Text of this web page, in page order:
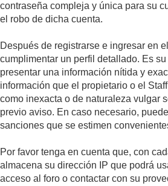
contraseña compleja y única para su
el robo de dicha cuenta.
Después de registrarse e ingresar en
cumplimentar un perfil detallado. Es
presentar una información nítida y
información que el propietario o el
como inexacta o de naturaleza vulgar
previo aviso. En caso necesario,
sanciones que se estimen
Por favor tenga en cuenta que, con
almacena su dirección IP que podrá
acceso al foro o contactar con su